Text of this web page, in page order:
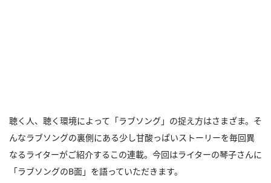
聴く人、聴く環境によって「ラブソング」の捉え方はさまざま。そ
んなラブソングの裏側にある少し甘酸っぱいストーリーを毎回異
なるライターがご紹介するこの連載。今回はライターの琴子さんに
「ラブソングのB面」を語っていただきます。